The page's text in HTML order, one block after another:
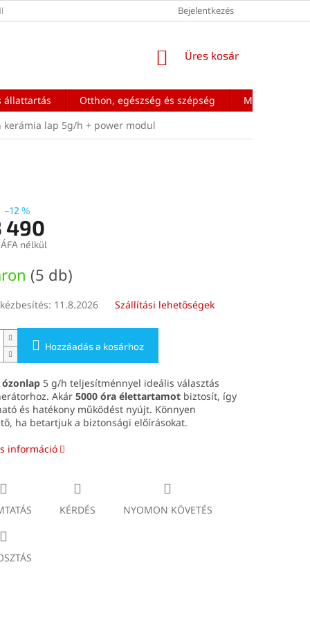
FELTÉTELEI Bejelentkezés
KOSÁR
Üres kosár
állattartás Otthon, egészség és szépség
Mobiltelefon
kerámia lap 5g/h + power modul
–12 %
490
nélkül
(5 db)
11.8.2026 Szállítási lehetőségek
Hozzáadás a kosárhoz
5 g/h teljesítménnyel ideális választás
Akár 5000 óra élettartamotbiztosít, így
és hatékony működést nyújt. Könnyen
ha betartjuk a biztonsági előírásokat.
információ
KÉRDÉS NYOMON KÖVETÉS